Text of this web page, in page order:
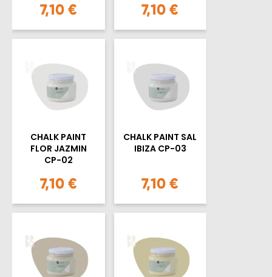
7,10 € 7,10 €
CHALK PAINT
FLOR JAZMIN
CP-02
7,10 €
CHALK PAINT SAL
IBIZA CP-03
7,10 €